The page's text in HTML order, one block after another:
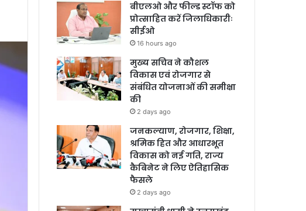
बीएलओ और फील्ड स्टॉफ को
प्रोत्साहित करें जिलाधिकारीः
सीईओ
16 hours ago
मुख्य सचिव ने कौशल
विकास एवं रोजगार से
संबंधित योजनाओं की समीक्षा
की
2 days ago
जनकल्याण, रोजगार, शिक्षा,
श्रमिक हित और आधारभूत
विकास को नई गति, राज्य
कैबिनेट ने लिए ऐतिहासिक
फैसले
2 days ago